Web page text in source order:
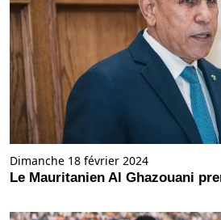
Dimanche 18 février 2024
Le Mauritanien Al Ghazouani